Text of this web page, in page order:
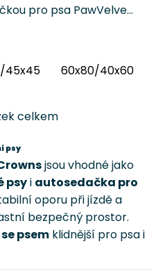
pro psa PawVelvet
45x45 60x80/40x60
O
l
á
d
a
c
í
p
celkem
psy
jsou vhodné jako
psyi autosedačka pro
oporu při jízdě a
bezpečný prostor.
psem klidnější pro psa i